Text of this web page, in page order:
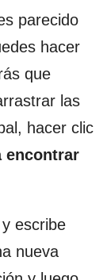
parecido
hacer
que
las
hacer clic
encontrar
escribe
nueva